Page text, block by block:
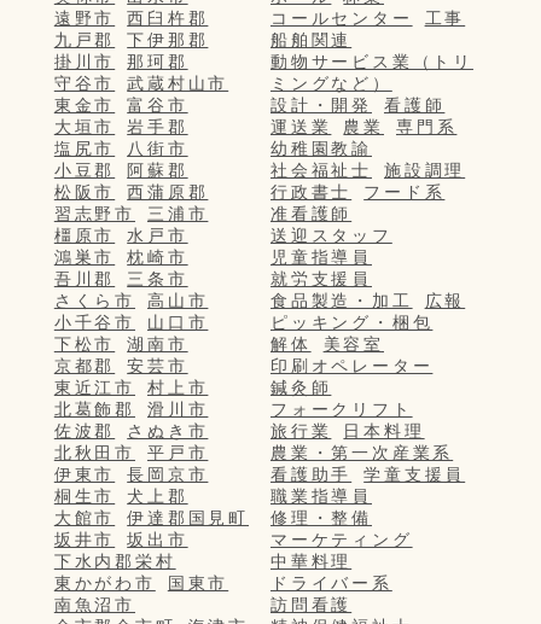
遠野市
西臼杵郡
九戸郡
下伊那郡
掛川市
那珂郡
守谷市
武蔵村山市
東金市
富谷市
大垣市
岩手郡
塩尻市
八街市
小豆郡
阿蘇郡
松阪市
西蒲原郡
習志野市
三浦市
橿原市
水戸市
鴻巣市
枕崎市
吾川郡
三条市
さくら市
高山市
小千谷市
山口市
下松市
湖南市
京都郡
安芸市
東近江市
村上市
北葛飾郡
滑川市
佐波郡
さぬき市
北秋田市
平戸市
伊東市
長岡京市
桐生市
犬上郡
大館市
伊達郡国見町
坂井市
坂出市
下水内郡栄村
東かがわ市
国東市
南魚沼市
コールセンター
工事
船舶関連
動物サービス業（トリ
ミングなど）
設計・開発
看護師
運送業
農業
専門系
幼稚園教諭
社会福祉士
施設調理
行政書士
フード系
准看護師
送迎スタッフ
児童指導員
就労支援員
食品製造・加工
広報
ピッキング・梱包
解体
美容室
印刷オペレーター
鍼灸師
フォークリフト
旅行業
日本料理
農業・第一次産業系
看護助手
学童支援員
職業指導員
修理・整備
マーケティング
中華料理
ドライバー系
訪問看護